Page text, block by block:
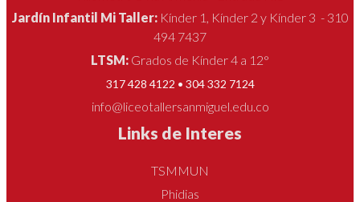
Jardín Infantil Mi Taller: Kínder 1, Kínder 2 y Kínder 3 - 310
494 7437
LTSM: Grados de Kínder 4 a 12°
317 428 4122 • 304 332 7124
info@liceotallersanmiguel.edu.co
Links de Interes
TSMMUN
Phidias